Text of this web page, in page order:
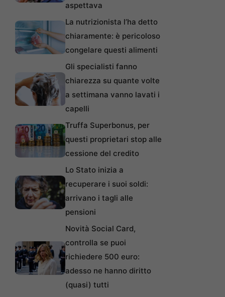
aspettava
La nutrizionista l’ha detto
chiaramente: è pericoloso
congelare questi alimenti
Gli specialisti fanno
chiarezza su quante volte
a settimana vanno lavati i
capelli
Truffa Superbonus, per
questi proprietari stop alle
cessione del credito
Lo Stato inizia a
recuperare i suoi soldi:
arrivano i tagli alle
pensioni
Novità Social Card,
controlla se puoi
richiedere 500 euro:
adesso ne hanno diritto
(quasi) tutti